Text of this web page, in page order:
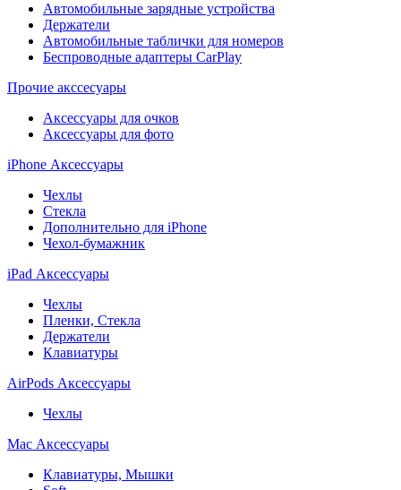
Автомобильные зарядные устройства
Держатели
Автомобильные таблички для номеров
Беспроводные адаптеры CarPlay
Прочие акссесуары
Аксессуары для очков
Аксессуары для фото
iPhone Аксессуары
Чехлы
Стекла
Дополнительно для iPhone
Чехол-бумажник
iPad Аксессуары
Чехлы
Пленки, Стекла
Держатели
Клавиатуры
AirPods Аксессуары
Чехлы
Mac Аксессуары
Клавиатуры, Мышки